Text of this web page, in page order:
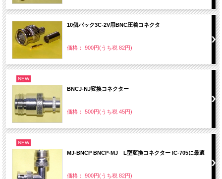
10個パック3C-2V用BNC圧着コネクタ
価格： 900円(うち税 82円)
NEW
BNCJ-NJ変換コネクター
価格： 500円(うち税 45円)
NEW
MJ-BNCP BNCP-MJ L型変換コネクター IC-705に最適
価格： 900円(うち税 82円)